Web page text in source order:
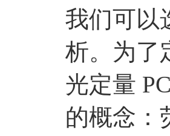
我们可以
析。为了
光定量
的概念：